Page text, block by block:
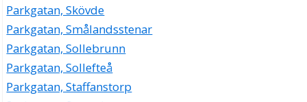
Parkgatan, Skövde
Parkgatan, Smålandsstenar
Parkgatan, Sollebrunn
Parkgatan, Sollefteå
Parkgatan, Staffanstorp